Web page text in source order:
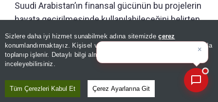
Sizlere daha iyi hizmet sunabilmek adına sitemizdeçerez
konumlandırmaktayız. Kişisel verileriniz, KVKK ve GDPR kapsamında
toplanıp işlenir. Detaylı bilgi almak için
inceleyebilirsiniz.
Tüm Çerezleri Kabul Et Çerez Ayarlarına Git
Suudi Arabistan’ın finansal gücünün bu projelerin
hayata geçirilmesinde kullanılabileceğini belirten
Köni, ortak üretim modelinin hem savunma
kapasitesini artırabileceğini hem de maliyetlerin
ülkeler arasında paylaşılmasını sağlayabileceğini
ekonomik ve stratejik iş birliğini de
×
Günün spor, gündem ve